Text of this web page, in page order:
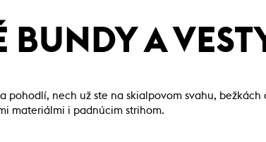
BUNDY A
pohodlí, nech už ste na skialpovom svahu,
materiálmi i padnúcim strihom.